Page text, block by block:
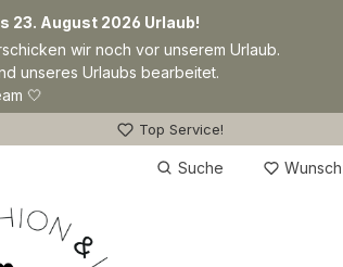
23. August 2026 Urlaub!
wir noch vor unserem Urlaub.
unseres Urlaubs bearbeitet.
🤍
Top Service!
Suche